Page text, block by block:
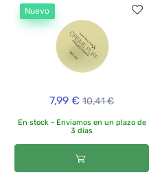
Nuevo
7,99 € 10,41 €
En stock - Enviamos en un plazo de
3 días